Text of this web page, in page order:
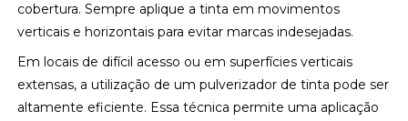
cobertura. Sempre aplique a tinta em movimentos
verticais e horizontais para evitar marcas indesejadas.
Em locais de difícil acesso ou em superfícies verticais
extensas, a utilização de um pulverizador de tinta pode ser
altamente eficiente. Essa técnica permite uma aplicação